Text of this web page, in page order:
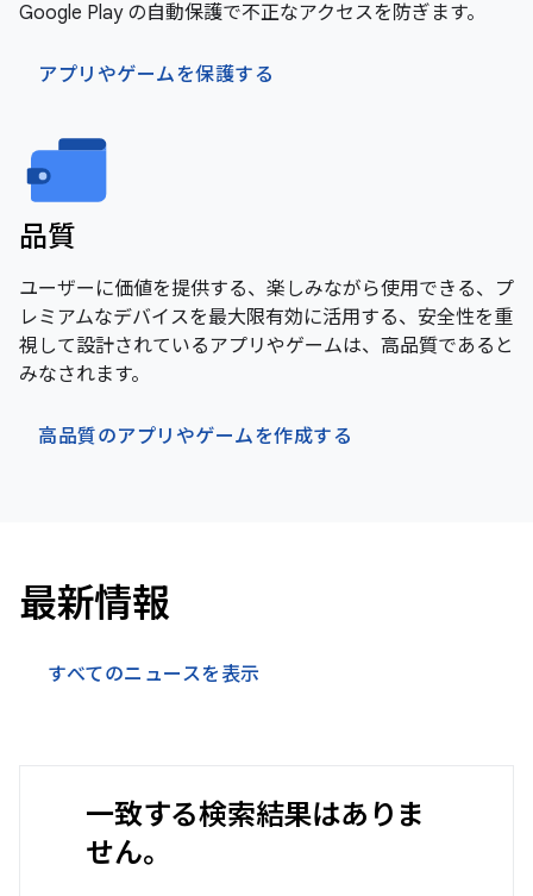
Google Play の自動保護で不正なアクセスを防ぎます。
アプリやゲームを保護する
品質
ユーザーに価値を提供する、楽しみながら使用できる、プ
レミアムなデバイスを最大限有効に活用する、安全性を重
視して設計されているアプリやゲームは、高品質であると
みなされます。
高品質のアプリやゲームを作成する
最新情報
すべてのニュースを表示
一致する検索結果はありま
せん。